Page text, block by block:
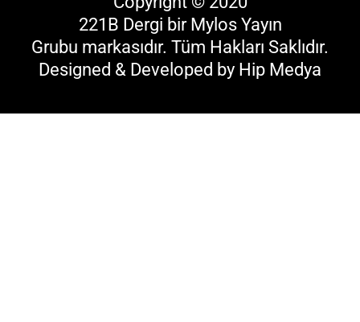
221B Dergi bir Mylos Yayın
Grubu markasıdır. Tüm Hakları Saklıdır.
Designed & Developed by Hip Medya